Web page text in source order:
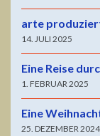
arte
14. JULI 2025
Eine Reise
1. FEBRUAR 2025
Eine
25. DEZEMBER 2024